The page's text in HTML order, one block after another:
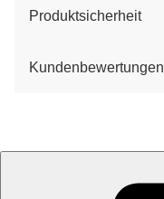
Produktsicherheit
Kundenbewertungen